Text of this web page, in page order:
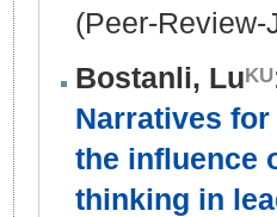
(Peer-Review-
Bostanli, Lu
Narratives
the influence
thinking in